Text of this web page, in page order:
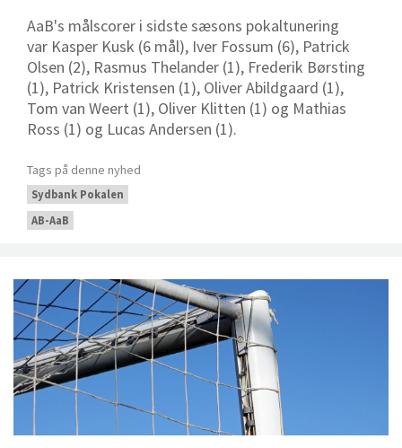
AaB's målscorer i sidste sæsons pokaltunering
var Kasper Kusk (6 mål), Iver Fossum (6), Patrick
Olsen (2), Rasmus Thelander (1), Frederik Børsting
(1), Patrick Kristensen (1), Oliver Abildgaard (1),
Tom van Weert (1), Oliver Klitten (1) og Mathias
Ross (1) og Lucas Andersen (1).
Tags på denne nyhed
Sydbank Pokalen
AB-AaB